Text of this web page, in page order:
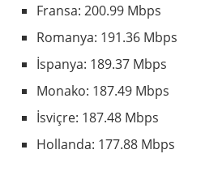
Fransa: 200.99 Mbps
Romanya: 191.36 Mbps
İspanya: 189.37 Mbps
Monako: 187.49 Mbps
İsviçre: 187.48 Mbps
Hollanda: 177.88 Mbps